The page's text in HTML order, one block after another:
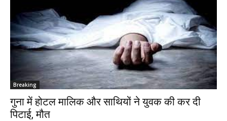
Breaking
गुना में होटल मालिक और साथियों ने युवक की कर दी
पिटाई, मौत